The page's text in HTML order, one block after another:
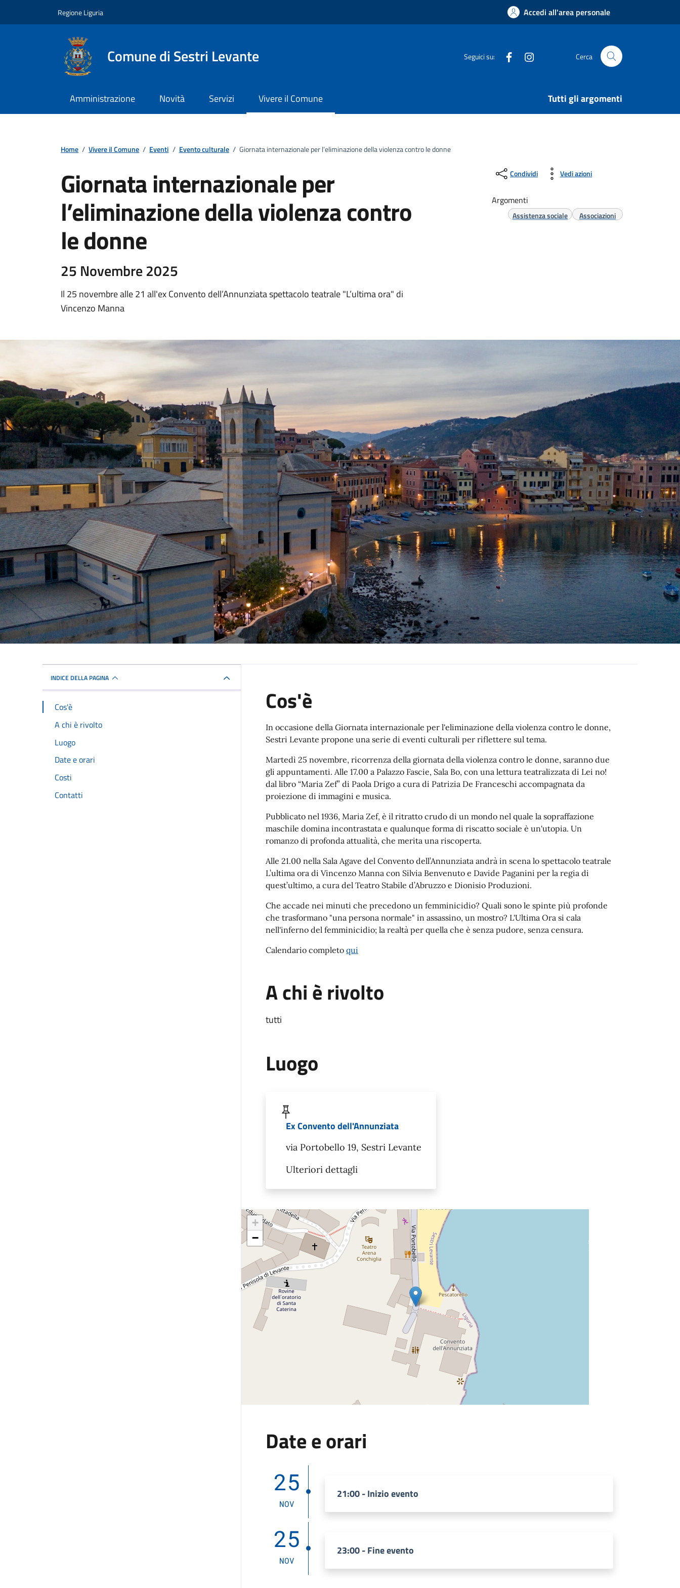
Regione Liguria Accedi all'area personale
Comune di Sestri Levante Seguici su: Facebook Cerca
Amministrazione Novità Servizi Vivere il Comune Tutti gli argomenti
Home / Vivere il Comune / Eventi / Evento culturale / Giornata internazionale per l’eliminazione della violenza contro le donne
Giornata internazionale per
l’eliminazione della violenza contro
le donne
25 Novembre 2025
Il 25 novembre alle 21 all'ex Convento dell’Annunziata spettacolo teatrale "L’ultima ora" di
Vincenzo Manna
Condividi Vedi azioni
Argomenti
Assistenza sociale Associazioni
INDICE DELLA PAGINA
Cos'è
A chi è rivolto
Luogo
Date e orari
Costi
Contatti
Cos'è
In occasione della Giornata internazionale per l'eliminazione della violenza contro le donne,
Sestri Levante propone una serie di eventi culturali per riflettere sul tema.
Martedì 25 novembre, ricorrenza della giornata della violenza contro le donne, saranno due
gli appuntamenti. Alle 17.00 a Palazzo Fascie, Sala Bo, con una lettura teatralizzata di Lei no!
dal libro “Maria Zef” di Paola Drigo a cura di Patrizia De Franceschi accompagnata da
proiezione di immagini e musica.
Pubblicato nel 1936, Maria Zef, è il ritratto crudo di un mondo nel quale la sopraffazione
maschile domina incontrastata e qualunque forma di riscatto sociale è un'utopia. Un
romanzo di profonda attualità, che merita una riscoperta.
Alle 21.00 nella Sala Agave del Convento dell’Annunziata andrà in scena lo spettacolo teatrale
L’ultima ora di Vincenzo Manna con Silvia Benvenuto e Davide Paganini per la regia di
quest’ultimo, a cura del Teatro Stabile d’Abruzzo e Dionisio Produzioni.
Che accade nei minuti che precedono un femminicidio? Quali sono le spinte più profonde
che trasformano "una persona normale" in assassino, un mostro? L'Ultima Ora si cala
nell'inferno del femminicidio; la realtà per quella che è senza pudore, senza censura.
Calendario completo qui
A chi è rivolto
tutti
Luogo
Ex Convento dell'Annunziata
via Portobello 19, Sestri Levante
Ulteriori dettagli
+
−
Date e orari
25
NOV
21:00 - Inizio evento
25
NOV
23:00 - Fine evento